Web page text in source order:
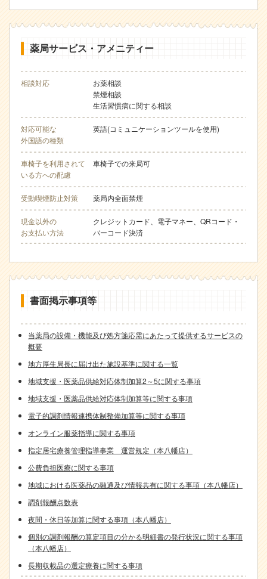
薬局サービス・アメニティー
相談対応
お薬相談
禁煙相談
生活習慣病に関する相談
対応可能な
外国語の種類
英語(コミュニケーションツールを使用)
車椅子を利用されて
いる方への配慮
車椅子での来局可
受動喫煙防止対策 薬局内全面禁煙
現金以外の
お支払い方法
クレジットカード、電子マネー、QRコード・
バーコード決済
書面掲示事項等
当薬局の設備・機能及び処方箋応需にあたって提供するサービスの
概要
地方厚生局長に届け出た施設基準に関する一覧
地域支援・医薬品供給対応体制加算2～5に関する事項
地域支援・医薬品供給対応体制加算等に関する事項
電子的調剤情報連携体制整備加算等に関する事項
オンライン服薬指導に関する事項
指定居宅療養管理指導事業 運営規定（本八幡店）
公費負担医療に関する事項
地域における医薬品の融通及び情報共有に関する事項（本八幡店）
調剤報酬点数表
夜間・休日等加算に関する事項（本八幡店）
個別の調剤報酬の算定項目の分かる明細書の発行状況に関する事項
（本八幡店）
長期収載品の選定療養に関する事項